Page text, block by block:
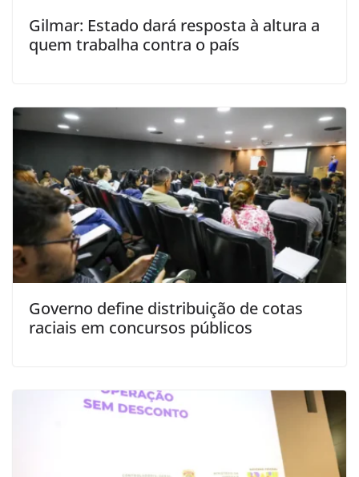
Gilmar: Estado dará resposta à altura a
quem trabalha contra o país
Governo define distribuição de cotas
raciais em concursos públicos